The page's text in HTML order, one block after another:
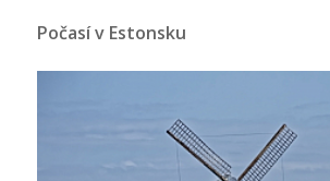
Počasí v Estonsku